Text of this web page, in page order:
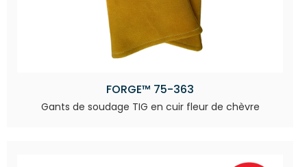
FORGE™ 75-363
Gants de soudage TIG en cuir fleur de chèvre